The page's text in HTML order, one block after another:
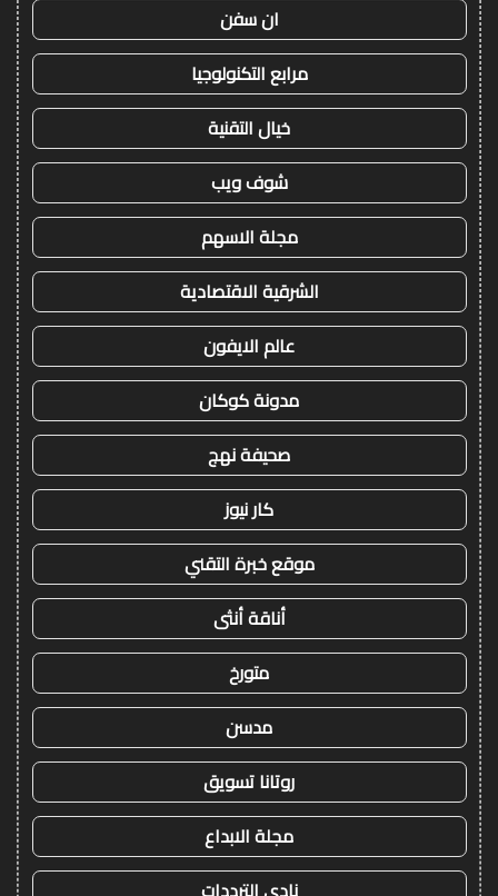
ان سفن
مرابع التكنولوجيا
خيال التقنية
شوف ويب
مجلة الاسهم
الشرقية الاقتصادية
عالم الايفون
مدونة كوكان
صحيفة نهج
كار نيوز
موقع خبرة التقني
أناقة أنثى
متورخ
مدسن
روتانا تسويق
مجلة الابداع